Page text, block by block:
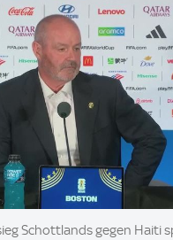
Schottlands gegen Haiti